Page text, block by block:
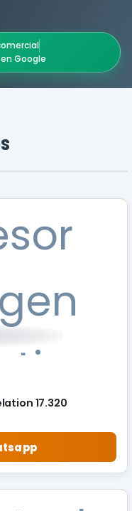
Google
17.320